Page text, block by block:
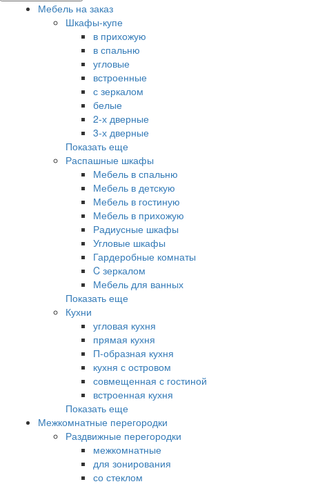
Мебель на заказ
Шкафы-купе
в прихожую
в спальню
угловые
встроенные
с зеркалом
белые
2-х дверные
3-х дверные
Показать еще
Распашные шкафы
Мебель в спальню
Мебель в детскую
Мебель в гостиную
Мебель в прихожую
Радиусные шкафы
Угловые шкафы
Гардеробные комнаты
C зеркалом
Мебель для ванных
Показать еще
Кухни
угловая кухня
прямая кухня
П-образная кухня
кухня с островом
совмещенная с гостиной
встроенная кухня
Показать еще
Межкомнатные перегородки
Раздвижные перегородки
межкомнатные
для зонирования
со стеклом